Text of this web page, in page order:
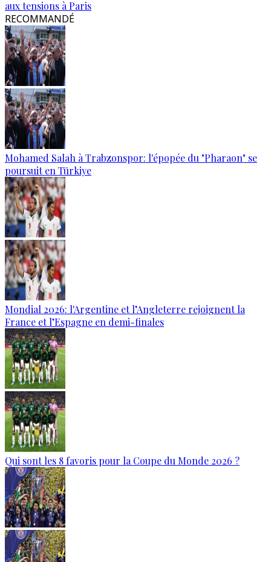
aux tensions à Paris
RECOMMANDÉ
Mohamed Salah à Trabzonspor: l'épopée du "Pharaon" se
poursuit en Türkiye
Mondial 2026: l'Argentine et l’Angleterre rejoignent la
France et l’Espagne en demi-finales
Qui sont les 8 favoris pour la Coupe du Monde 2026 ?